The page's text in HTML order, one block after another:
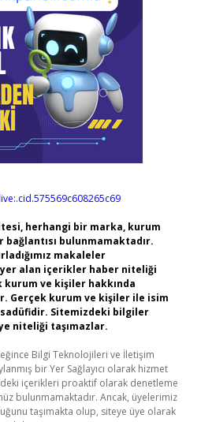
herhangi bir marka, kurum
bulunmamaktadır.
makaleler
yer alan içerikler haber niteliği
kurum ve kişiler hakkında
Gerçek kurum ve kişiler ile isim
Sitemizdeki bilgiler
niteliği taşımazlar.
Bilgi Teknolojileri ve İletişim
bir Yer Sağlayıcı olarak hizmet
içerikleri proaktif olarak denetleme
bulunmamaktadır. Ancak, üyelerimiz
taşımakta olup, siteye üye olarak